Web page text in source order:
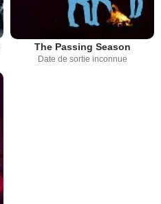
The Passing Season
Date de sortie inconnue